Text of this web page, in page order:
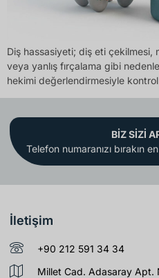
Diş hassasiyeti; diş eti çekilmesi,
veya yanlış fırçalama gibi
hekimi değerlendirmesiyle kontrol
BİZ SİZİ
Telefon numaranızı bırakın
İletişim
+90 212 591 34 34
Millet Cad. Adasaray Apt.